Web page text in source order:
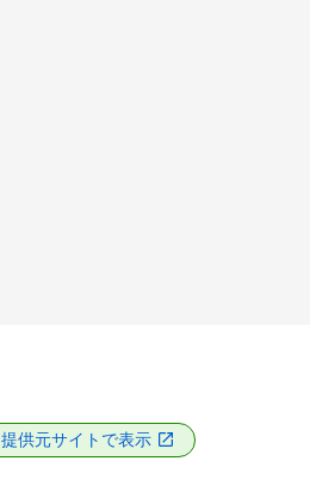
提供元サイトで表示